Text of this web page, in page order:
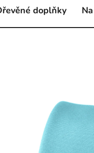
doplňky